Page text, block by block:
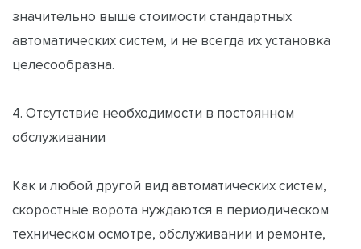
значительно выше стоимости стандартных
автоматических систем, и не всегда их установка
целесообразна.
4. Отсутствие необходимости в постоянном
обслуживании
Как и любой другой вид автоматических систем,
скоростные ворота нуждаются в периодическом
техническом осмотре, обслуживании и ремонте,